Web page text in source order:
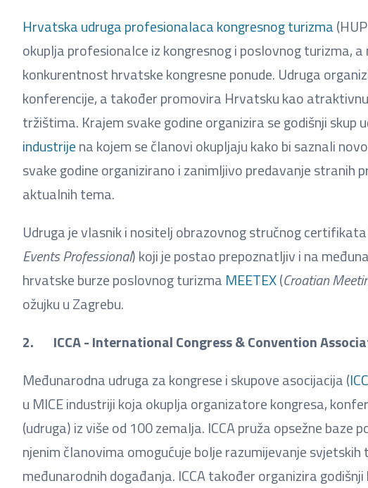
Hrvatska udruga profesionalaca kongresnog turizma
okuplja profesionalce iz kongresnog i poslovnog turizma,
konkurentnost hrvatske kongresne ponude. Udruga
konferencije, a također promovira Hrvatsku kao
tržištima. Krajem svake godine organizira se godišnji skup
industrijena kojem se članovi okupljaju kako bi saznali
svake godine organizirano i zanimljivo predavanje stranih
aktualnih tema.
Udruga je vlasnik i nositelj obrazovnog stručnog certifikata
Events Professional) koji je postao prepoznatljiv i na
hrvatske burze poslovnog turizma MEETEX(Croatian
ožujku u Zagrebu.
2. ICCA - International Congress & Convention
Međunarodna udruga za kongrese i skupove asocijacija (
u MICE industriji koja okuplja organizatore kongresa,
(udruga) iz više od 100 zemalja. ICCA pruža opsežne baze
njenim članovima omogućuje bolje razumijevanje
međunarodnih događanja. ICCA također organizira